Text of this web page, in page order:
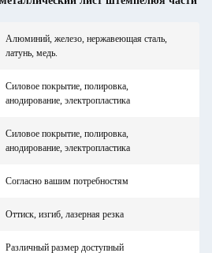
Алюминий, железо, нержавеющая сталь,
латунь, медь.
Силовое покрытие, полировка,
анодирование, электропластика
Силовое покрытие, полировка,
анодирование, электропластика
Согласно вашим потребностям
Оттиск, изгиб, лазерная резка
Различный размер доступный